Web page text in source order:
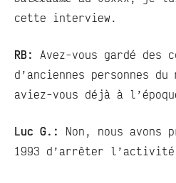
cette interview.
RB: Avez-vous gardé des
d’anciennes personnes du
aviez-vous déjà à
Luc G.: Non, nous
1993 d’arrêter